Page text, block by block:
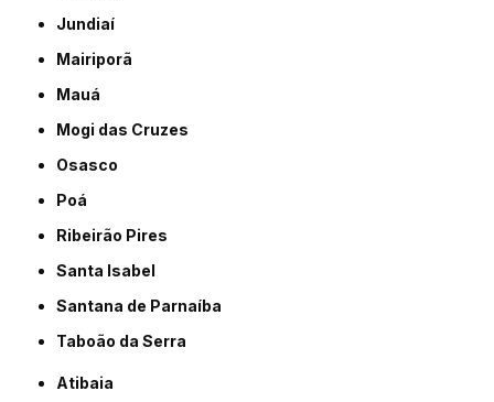
Jundiaí
Mairiporã
Mauá
Mogi das Cruzes
Osasco
Poá
Ribeirão Pires
Santa Isabel
Santana de Parnaíba
Taboão da Serra
Atibaia